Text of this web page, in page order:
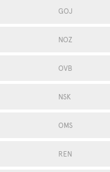
GOJ
NOZ
OVB
NSK
OMS
REN